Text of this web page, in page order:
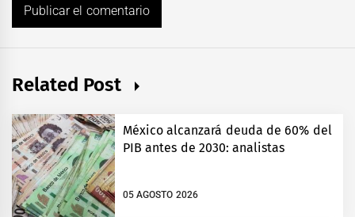
Related Post
México alcanzará deuda de 60% del
PIB antes de 2030: analistas
05 AGOSTO 2026